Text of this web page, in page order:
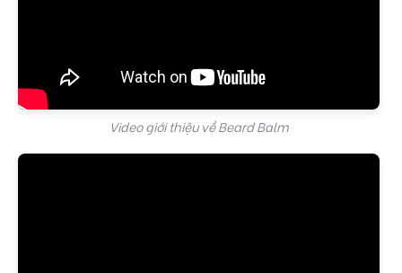
Video giới thiệu về Beard Balm